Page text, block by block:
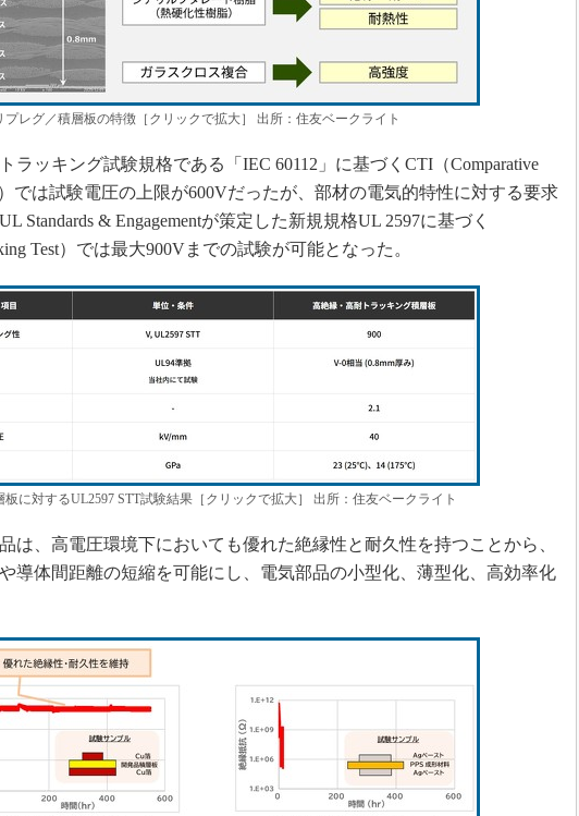
プレグ／積層板の特徴［クリックで拡大］ 出所：住友ベークライト
ラッキング試験規格である「IEC 60112」に基づくCTI（Comparative
）では試験電圧の上限が600Vだったが、部材の電気的特性に対する要求
Standards & Engagementが策定した新規規格UL 2597に基づく
Test）では最大900Vまでの試験が可能となった。
板に対するUL2597 STT試験結果［クリックで拡大］ 出所：住友ベークライト
は、高電圧環境下においても優れた絶縁性と耐久性を持つことから、
導体間距離の短縮を可能にし、電気部品の小型化、薄型化、高効率化